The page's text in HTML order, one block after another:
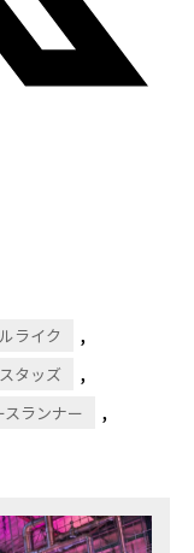
ライク ,
タッズ ,
スランナー ,